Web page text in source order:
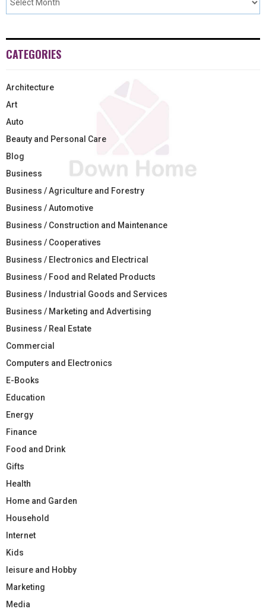
CATEGORIES
Architecture
Art
Auto
Beauty and Personal Care
Blog
Business
Business / Agriculture and Forestry
Business / Automotive
Business / Construction and Maintenance
Business / Cooperatives
Business / Electronics and Electrical
Business / Food and Related Products
Business / Industrial Goods and Services
Business / Marketing and Advertising
Business / Real Estate
Commercial
Computers and Electronics
E-Books
Education
Energy
Finance
Food and Drink
Gifts
Health
Home and Garden
Household
Internet
Kids
leisure and Hobby
Marketing
Media